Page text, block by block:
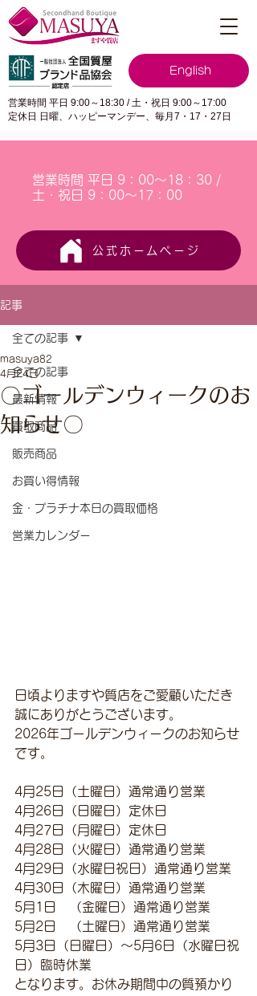
English
営業時間 平日 9:00～18:30 / 土・祝日 9:00～17:00
定休日 日曜、ハッピーマンデー、毎月7・17・27日
営業時間 平日 9：00～18：30 /
土・祝日 9：00～17：00
公式ホームページ
記事
全ての記事
最新情報
買取商品
販売商品
お買い得情報
金・プラチナ本日の買取価格
営業カレンダー
全ての記事
〇ゴールデンウィークのお
知らせ〇
masuya82
4月24日
日頃よりますや質店をご愛顧いただき
誠にありがとうございます。
2026年ゴールデンウィークのお知らせ
です。
4月25日（土曜日）通常通り営業
4月26日（日曜日）定休日
4月27日（月曜日）定休日
4月28日（火曜日）通常通り営業
4月29日（水曜日祝日）通常通り営業
4月30日（木曜日）通常通り営業
5月1日　（金曜日）通常通り営業
5月2日　（土曜日）通常通り営業
5月3日（日曜日）～5月6日（水曜日祝
日）臨時休業
となります。お休み期間中の質預かり